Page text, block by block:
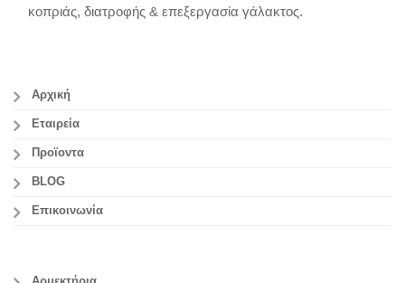
κοπριάς, διατροφής & επεξεργασία γάλακτος.
Αρχική
Εταιρεία
Προϊοντα
BLOG
Επικοινωνία